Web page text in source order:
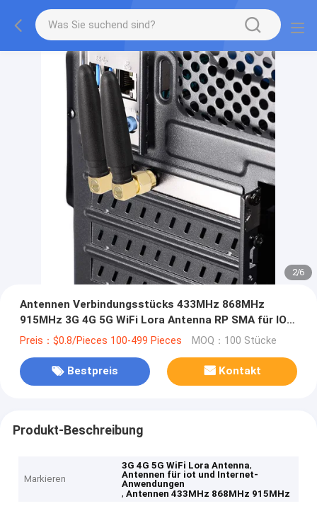
2/6
Antennen Verbindungsstücks 433MHz 868MHz
915MHz 3G 4G 5G WiFi Lora Antenna RP SMA für IOT
und Internet-Anwendungen
Preis：$0.8/Pieces 100-499 Pieces MOQ：100 Stücke
Bestpreis Kontakt
Produkt-Beschreibung
Markieren
3G 4G 5G WiFi Lora Antenna,
Antennen für iot und Internet-
Anwendungen
,Antennen 433MHz 868MHz 915MHz